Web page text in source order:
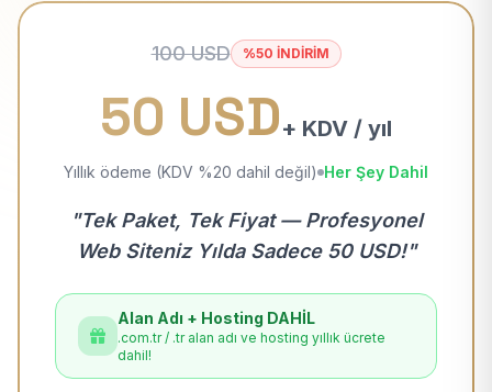
100 USD %50 İNDİRİM
50 USD+ KDV / yıl
Yıllık ödeme (KDV %20 dahil değil) Her Şey Dahil
"Tek Paket, Tek Fiyat — Profesyonel
Web Siteniz Yılda Sadece 50 USD!"
Alan Adı + Hosting DAHİL
.com.tr / .tr alan adı ve hosting yıllık ücrete
dahil!